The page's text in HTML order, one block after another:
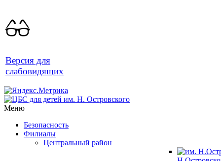
Версия для
слабовидящих
Меню
Безопасность
Филиалы
Центральный район